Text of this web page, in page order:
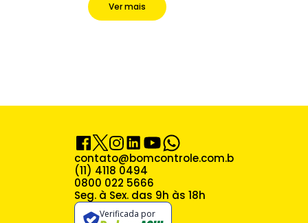
Ver mais
contato@bomcontrole.com.br
(11) 4118 0494
0800 022 5666
Seg. à Sex. das 9h às 18h